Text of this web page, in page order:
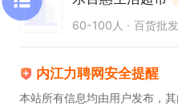
60-100人 百货批
内江力聘网安全提醒
本站所有信息均由用户发布，